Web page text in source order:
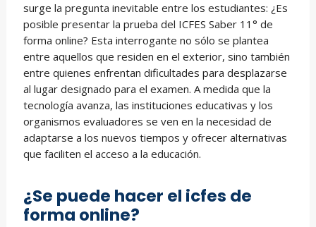
surge la pregunta inevitable entre los estudiantes: ¿Es
posible presentar la prueba del ICFES Saber 11° de
forma online? Esta interrogante no sólo se plantea
entre aquellos que residen en el exterior, sino también
entre quienes enfrentan dificultades para desplazarse
al lugar designado para el examen. A medida que la
tecnología avanza, las instituciones educativas y los
organismos evaluadores se ven en la necesidad de
adaptarse a los nuevos tiempos y ofrecer alternativas
que faciliten el acceso a la educación.
¿Se puede hacer el icfes de
forma online?